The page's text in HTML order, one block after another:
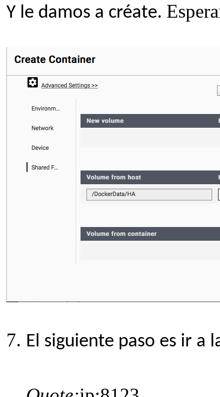
Y le damos a créate.
7. El siguiente paso es ir a